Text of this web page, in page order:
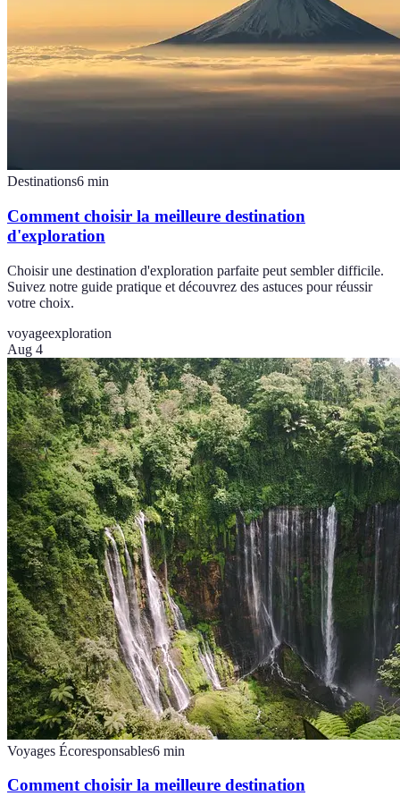
Destinations6 min
Comment choisir la meilleure destination
d'exploration
Choisir une destination d'exploration parfaite peut sembler difficile.
Suivez notre guide pratique et découvrez des astuces pour réussir
votre choix.
voyageexploration
Aug 4
Voyages Écoresponsables6 min
Comment choisir la meilleure destination